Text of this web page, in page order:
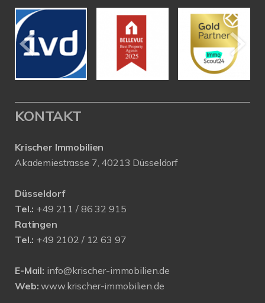
KONTAKT
Krischer Immobilien
Akademiestrasse 7, 40213 Düsseldorf
Düsseldorf
Tel.: +49 211 / 86 32 915
Ratingen
Tel.: +49 2102 / 12 63 97
E-Mail: info@krischer-immobilien.de
Web: www.krischer-immobilien.de